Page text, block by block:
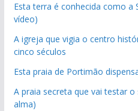
Esta terra é conhecida como a
vídeo)
A igreja que vigia o centro
cinco séculos
Esta praia de Portimão
A praia secreta que vai testar
alma)